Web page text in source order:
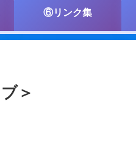
⑥リンク集
＞